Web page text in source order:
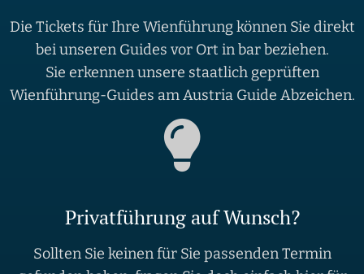
Die Tickets für Ihre Wienführung können Sie direkt
bei unseren Guides vor Ort in bar beziehen.
Sie erkennen unsere staatlich geprüften
Wienführung-Guides am Austria Guide Abzeichen.
Privatführung auf Wunsch?
Sollten Sie keinen für Sie passenden Termin